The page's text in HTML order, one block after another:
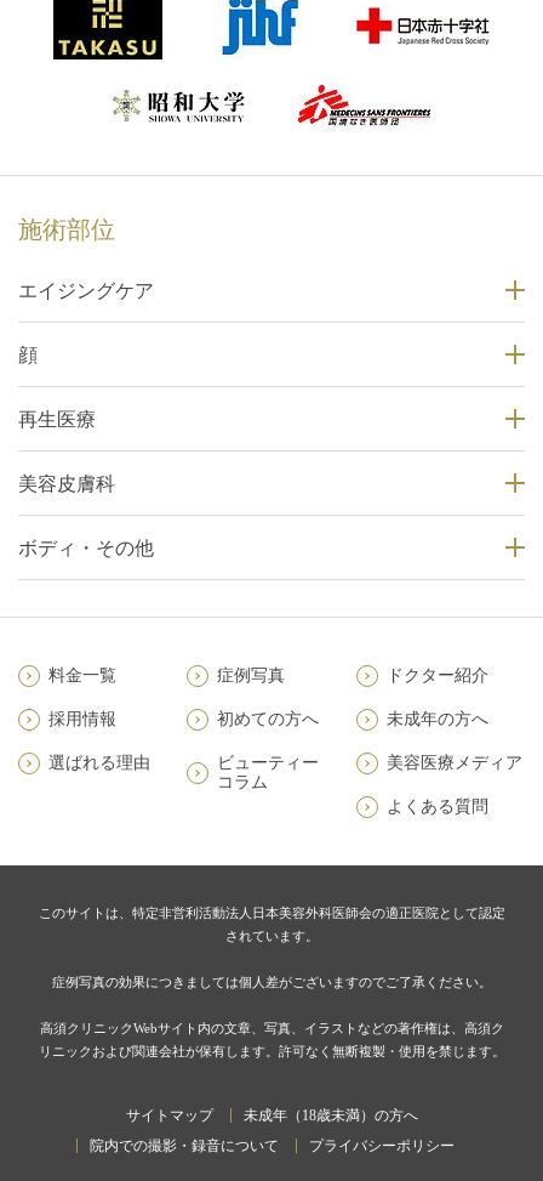
施術部位
エイジングケア
顔
再生医療
美容皮膚科
ボディ・その他
料金一覧 症例写真 ドクター紹介
採用情報 初めての方へ 未成年の方へ
選ばれる理由
ビューティー
コラム
美容医療メディア
よくある質問
このサイトは、特定非営利活動法人日本美容外科医師会の適正医院として認定
されています。
症例写真の効果につきましては個人差がございますのでご了承ください。
高須クリニックWebサイト内の文章、写真、イラストなどの著作権は、高須ク
リニックおよび関連会社が保有します。許可なく無断複製・使用を禁じます。
サイトマップ
未成年（18歳未満）の方へ
院内での撮影・録音について
プライバシーポリシー